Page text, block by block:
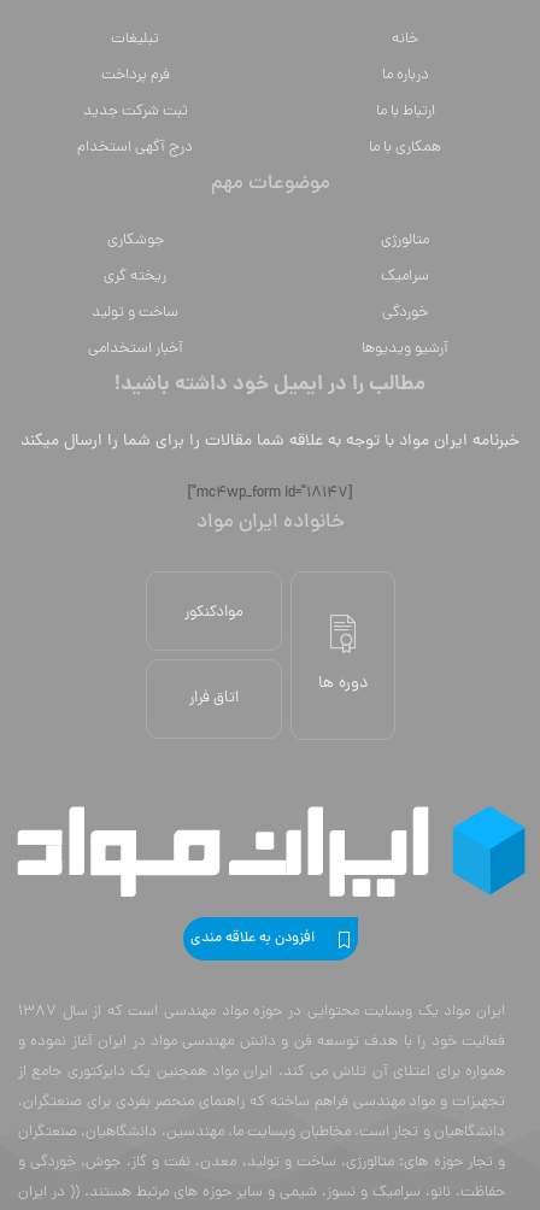
خانه
تبلیغات
درباره ما
فرم پرداخت
ارتباط با ما
ثبت شرکت جدید
همکاری با ما
درج آگهی استخدام
موضوعات مهم
متالورژي
جوشکاری
سراميك
ریخته گری
خوردگی
ساخت و تولید
آرشیو ویدیوها
آخبار استخدامی
مطالب را در ایمیل خود داشته باشید!
خبرنامه ایران مواد با توجه به علاقه شما مقالات را برای شما را ارسال میکند
[mc4wp_form id="18147"]
خانواده ایران مواد
دوره ها
موادکنکور
اتاق فرار
افزودن به علاقه مندی
ایران مواد یک وبسایت محتوایی در حوزه مواد مهندسی است که از سال 1387
فعالیت خود را با هدف توسعه فن و دانش مهندسی مواد در ایران آغاز نموده و
همواره برای اعتلای آن تلاش می کند. ایران مواد همچنین یک دایرکتوری جامع از
تجهیزات و مواد مهندسی فراهم ساخته که راهنمای منحصر بفردی برای صنعتگران،
دانشگاهیان و تجار است. مخاطبان وبسایت ما، مهندسین، دانشگاهیان، صنعتگران
و تجار حوزه های: متالورژی، ساخت و تولید، معدن، نفت و گاز، جوش، خوردگی و
حفاظت، نانو، سرامیک و نسوز، شیمی و سایر حوزه های مرتبط هستند. (( در ایران